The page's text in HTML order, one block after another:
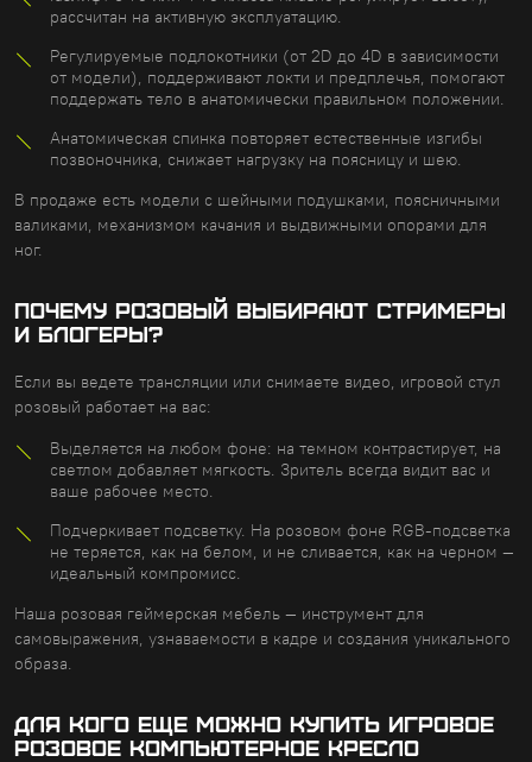
рассчитан на активную эксплуатацию.
Регулируемые подлокотники (от 2D до 4D в зависимости
от модели), поддерживают локти и предплечья, помогают
поддержать тело в анатомически правильном положении.
Анатомическая спинка повторяет естественные изгибы
позвоночника, снижает нагрузку на поясницу и шею.
В продаже есть модели с шейными подушками, поясничными
валиками, механизмом качания и выдвижными опорами для
ног.
Почему розовый выбирают стримеры
и блогеры?
Если вы ведете трансляции или снимаете видео, игровой стул
розовый работает на вас:
Выделяется на любом фоне: на темном контрастирует, на
светлом добавляет мягкость. Зритель всегда видит вас и
ваше рабочее место.
Подчеркивает подсветку. На розовом фоне RGB-подсветка
не теряется, как на белом, и не сливается, как на черном —
идеальный компромисс.
Наша розовая геймерская мебель — инструмент для
самовыражения, узнаваемости в кадре и создания уникального
образа.
Для кого еще можно купить игровое
розовое компьютерное кресло